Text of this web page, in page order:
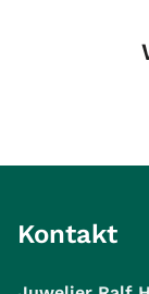
Kontakt